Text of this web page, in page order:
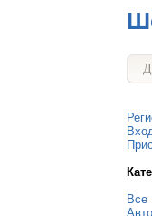
Все